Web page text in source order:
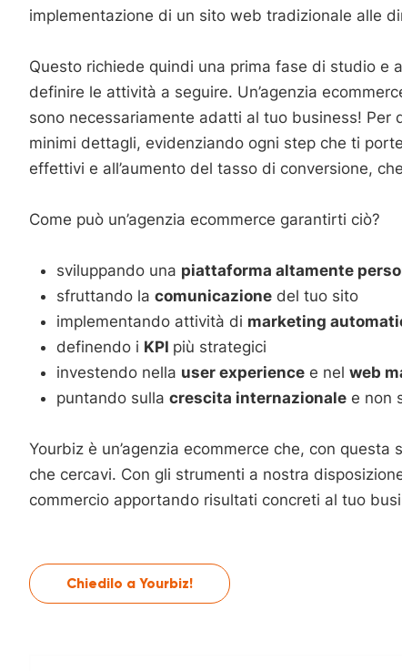
implementazione di un sito web tradizionale alle
Questo richiede quindi una prima fase di studio e
definire le attività a seguire. Un’agenzia
sono necessariamente adatti al tuo business!
minimi dettagli, evidenziando ogni step che ti
effettivi e all’aumento del tasso di conversione,
Come può un’agenzia ecommerce garantirti ciò?
sviluppando una piattaforma altamente
sfruttando la comunicazione del tuo sito
implementando attività di marketing
definendo i KPI più strategici
investendo nella user experience e nel web
puntando sulla crescita internazionale e non
Yourbiz è un’agenzia ecommerce che, con
che cercavi. Con gli strumenti a nostra
commercio apportando risultati concreti al tuo
Chiedilo a Yourbiz!